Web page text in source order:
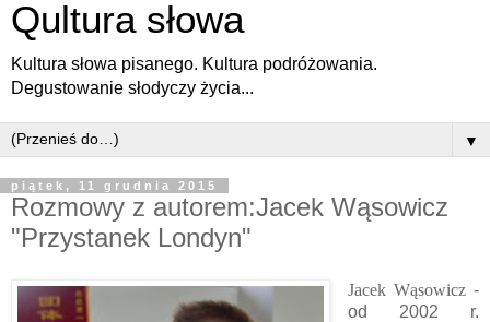
Qultura słowa
Kultura słowa pisanego. Kultura podróżowania.
Degustowanie słodyczy życia...
▼
piątek, 11 grudnia 2015
Rozmowy z autorem:Jacek Wąsowicz
"Przystanek Londyn"
Jacek Wąsowicz -
od 2002 r.